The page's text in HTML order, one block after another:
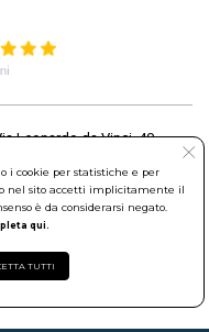
Leonardo da Vinci, 40 -
06634500588 Capitale
delle Imprese di
i cookie per statistiche e per
nel sito accetti implicitamente il
è da considerarsi negato.
qui.
TUTTI